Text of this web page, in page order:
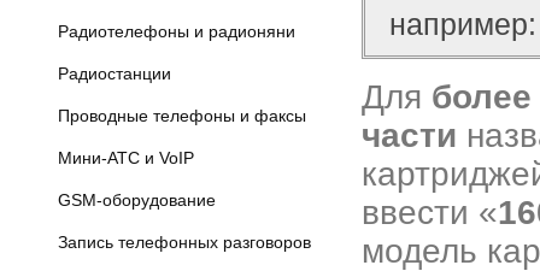
Радиотелефоны и радионяни
Радиостанции
Проводные телефоны и факсы
Мини-АТС и VoIP
GSM-оборудование
Запись телефонных разговоров
Для более
части
ввести «
модель